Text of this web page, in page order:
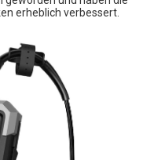
erheblich verbessert.